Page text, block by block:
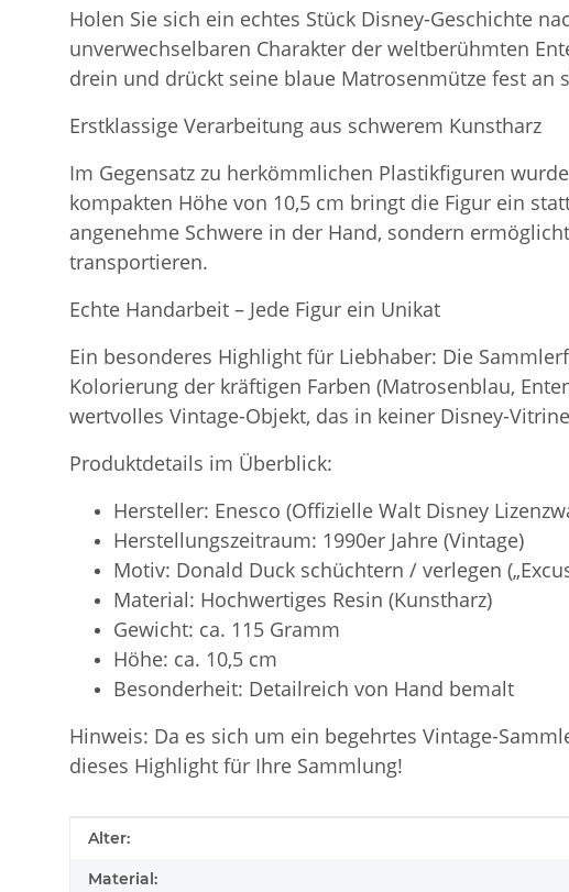
Holen Sie sich ein echtes Stück Disney-Geschichte
unverwechselbaren Charakter der weltberühmten
drein und drückt seine blaue Matrosenmütze fest an
Erstklassige Verarbeitung aus schwerem Kunstharz
Im Gegensatz zu herkömmlichen Plastikfiguren
kompakten Höhe von 10,5 cm bringt die Figur ein
angenehme Schwere in der Hand, sondern
transportieren.
Echte Handarbeit – Jede Figur ein Unikat
Ein besonderes Highlight für Liebhaber: Die
Kolorierung der kräftigen Farben (Matrosenblau,
wertvolles Vintage-Objekt, das in keiner Disney-
Produktdetails im Überblick:
Hersteller: Enesco (Offizielle Walt Disney
Herstellungszeitraum: 1990er Jahre (Vintage)
Motiv: Donald Duck schüchtern / verlegen
Material: Hochwertiges Resin (Kunstharz)
Gewicht: ca. 115 Gramm
Höhe: ca. 10,5 cm
Besonderheit: Detailreich von Hand bemalt
Hinweis: Da es sich um ein begehrtes Vintage-
dieses Highlight für Ihre Sammlung!
Produkteigenschaft
Wert
Alter:
Material: